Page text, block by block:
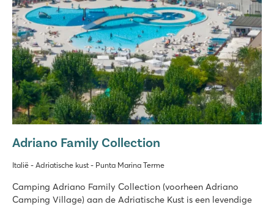
Adriano Family Collection
Italië - Adriatische kust - Punta Marina Terme
Camping Adriano Family Collection (voorheen Adriano
Camping Village) aan de Adriatische Kust is een levendige